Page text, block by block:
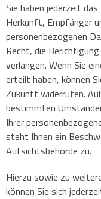
Sie haben jederzeit
Herkunft, Empfänger
personenbezogenen
Recht, die
verlangen. Wenn Sie
erteilt haben, können
Zukunft widerrufen.
bestimmten
Ihrer
steht Ihnen ein
Aufsichtsbehörde zu.
Hierzu sowie zu
können Sie sich